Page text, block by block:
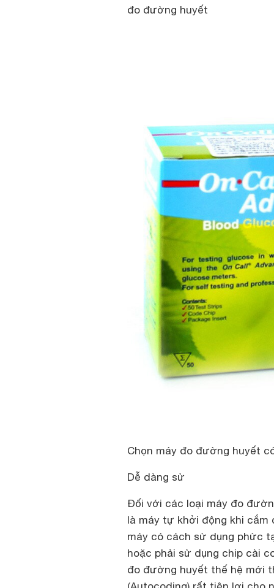
đo đường huyết
Chọn máy đo đường huyết
Dễ dàng sử
Đối với các loại máy đo
là máy tự khởi động khi cắm
máy có cách sử dụng phức
hoặc phải sử dụng chip cài
đo đường huyết thế hệ mới